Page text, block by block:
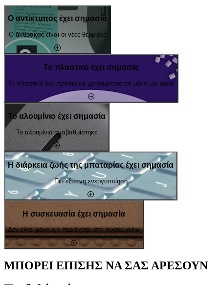
Ο αντίκτυπος έχει σημασία
Ο άνθρακας είναι οι νέες θερμίδες
Το πλαστικό έχει σημασία
Το πλαστικό δεν πρέπει να χρησιμοποιείται μόνο μία φορά
Το αλουμίνιο έχει σημασία
Το αλουμίνιο αναβαθμίστηκε
Η διάρκεια ζωής της μπαταρίας έχει σημασία
Πιο έξυπνη ενεργοποίηση
Η συσκευασία έχει σημασία
Δεν είναι μόνο ό,τι περιέχεται στη συσκευασία
ΜΠΟΡΕΙ ΕΠΙΣΗΣ ΝΑ ΣΑΣ ΑΡΕΣΟΥΝ